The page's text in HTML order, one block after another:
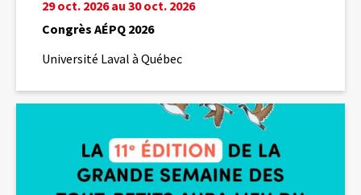
Congrès AÉPQ 2026
29 oct. 2026 au 30 oct. 2026
Université Laval à Québec